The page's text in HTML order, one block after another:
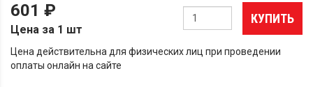
601 ₽
Цена за 1 шт
КУПИТЬ
Цена действительна для физических лиц при проведении
оплаты онлайн на сайте